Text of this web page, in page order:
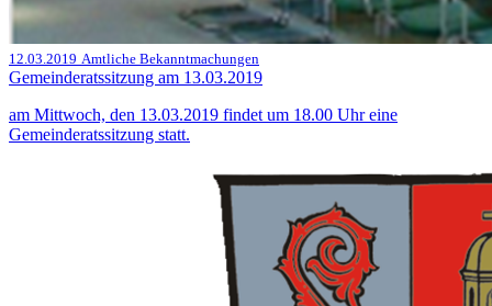
12.03.2019 Amtliche Bekanntmachungen
Gemeinderatssitzung am 13.03.2019
am Mittwoch, den 13.03.2019 findet um 18.00 Uhr eine
Gemeinderatssitzung statt.